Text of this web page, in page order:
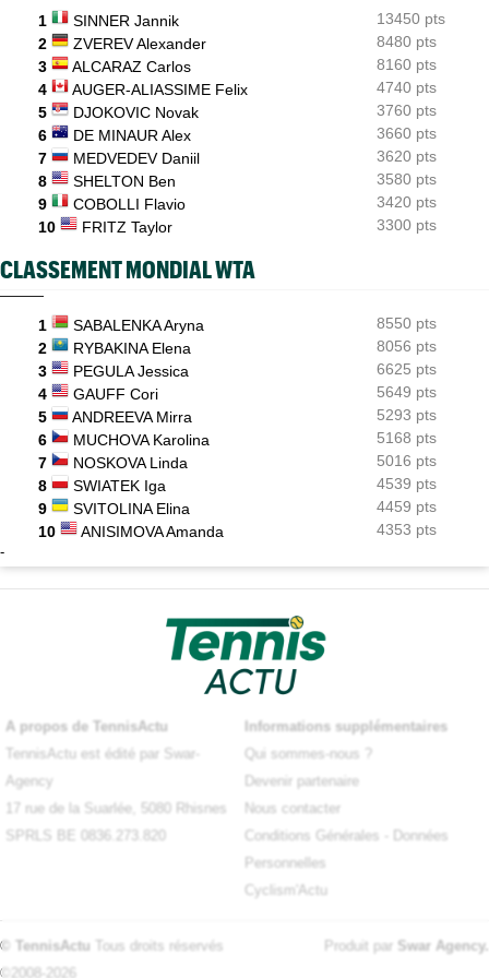
Paula Badosa a donné des nouvelles après un passage à
l’hôpital...
08:16
ATP / WTA
Tous les résultats du samedi 8 août 2026 et de la nuit
1 SINNER Jannik
13450 pts
2
ZVEREV Alexander
8480 pts
3
ALCARAZ Carlos
8160 pts
4
AUGER-ALIASSIME Felix
4740 pts
5
DJOKOVIC Novak
3760 pts
6
DE MINAUR Alex
3660 pts
7
MEDVEDEV Daniil
3620 pts
8
SHELTON Ben
3580 pts
9
COBOLLI Flavio
3420 pts
10
FRITZ Taylor 3300 pts
CLASSEMENT MONDIAL WTA
1 SABALENKA Aryna
8550 pts
2
RYBAKINA Elena
8056 pts
3
PEGULA Jessica
6625 pts
4
GAUFF Cori
5649 pts
5
ANDREEVA Mirra
5293 pts
6
MUCHOVA Karolina
5168 pts
7
NOSKOVA Linda
5016 pts
8
SWIATEK Iga
4539 pts
9
SVITOLINA Elina
4459 pts
10
ANISIMOVA Amanda 4353 pts
-
A propos de TennisActu
TennisActu est édité par Swar-
Agency
17 rue de la Suarlée, 5080 Rhisnes
SPRLS BE 0836.273.820
Informations supplémentaires
Qui sommes-nous ?
Devenir partenaire
Nous contacter
Conditions Générales
Données
Personnelles
Cyclism'Actu
© TennisActu Tous droits réservés
©2008-2026
Produit par Swar Agency.